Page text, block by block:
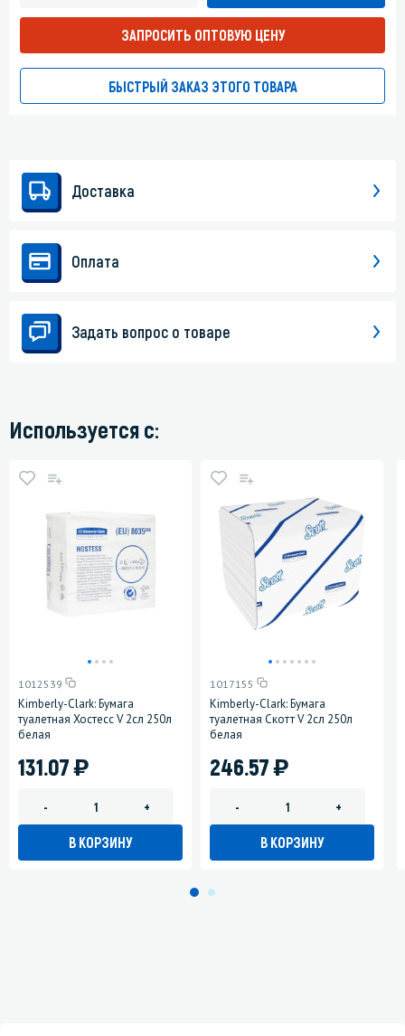
ЗАПРОСИТЬ ОПТОВУЮ ЦЕНУ
БЫСТРЫЙ ЗАКАЗ ЭТОГО ТОВАРА
Доставка
Оплата
Задать вопрос о товаре
Используется с:
1012539
Kimberly-Clark: Бумага
туалетная Хостесс V 2сл 250л
белая
131.07)
- +
В КОРЗИНУ
1017155
Kimberly-Clark: Бумага
туалетная Скотт V 2сл 250л
белая
246.57)
- +
В КОРЗИНУ